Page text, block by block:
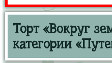
Торт «Вокруг
категории